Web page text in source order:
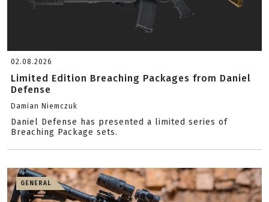
02.08.2026
Limited Edition Breaching Packages from Daniel
Defense
Damian Niemczuk
Daniel Defense has presented a limited series of
Breaching Package sets.
GENERAL